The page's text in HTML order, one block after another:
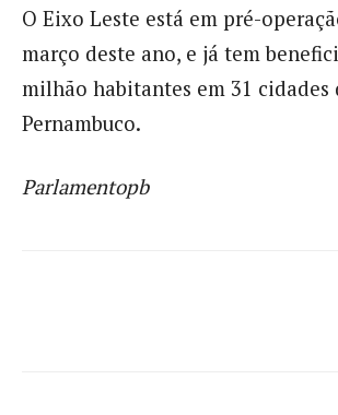
O Eixo Leste está em pré-
março deste ano, e já tem
milhão habitantes em 31 cidades
Pernambuco.
Parlamentopb